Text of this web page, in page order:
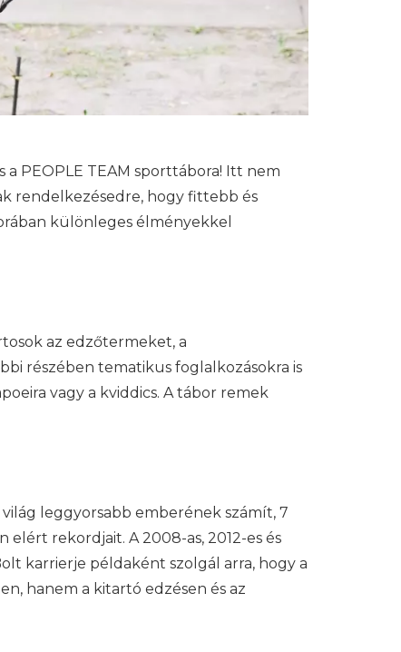
PEOPLE TEAM sporttábora! Itt nem
rendelkezésedre, hogy fittebb és
különleges élményekkel
az edzőtermeket, a
részében tematikus foglalkozásokra is
vagy a kviddics. A tábor remek
leggyorsabb emberének számít, 7
rekordjait. A 2008-as, 2012-es és
karrierje példaként szolgál arra, hogy a
hanem a kitartó edzésen és az